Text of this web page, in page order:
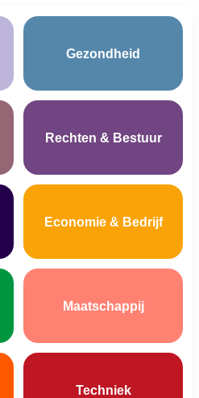
Gezondheid
Rechten & Bestuur
Economie & Bedrijf
Maatschappij
Techniek